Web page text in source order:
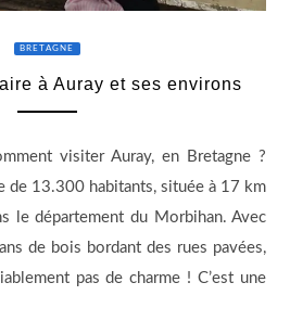
BRETAGNE
à Auray et ses environs
visiter Auray, en Bretagne ?
de 13.300 habitants, située à 17 km
le département du Morbihan. Avec
de bois bordant des rues pavées,
pas de charme ! C’est une